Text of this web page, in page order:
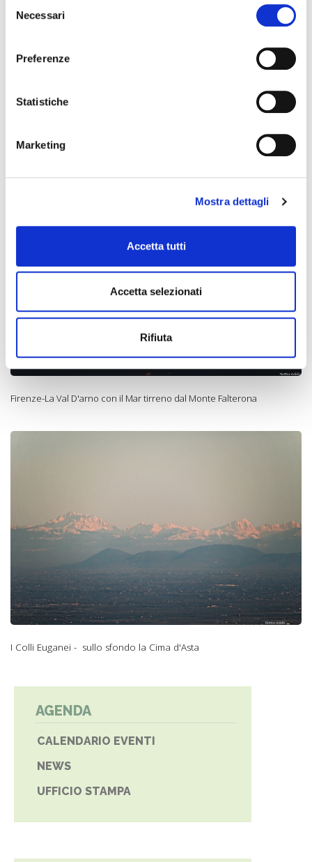
delNecessari
Preferenze
Statistiche
Marketing
Mostra dettagli
Accetta tutti
Accetta selezionati
Rifiuta
Volterra e le montagne della Corsica dal Monte Falterona
Firenze-La Val D'arno
con il Mar tirreno
Firenze-La Val D'arno con il Mar tirreno dal Monte Falterona
I Colli Euganei - sullo
I Colli Euganei - sullo sfondo la Cima d'Asta
AGENDA
CALENDARIO EVENTI
NEWS
UFFICIO STAMPA